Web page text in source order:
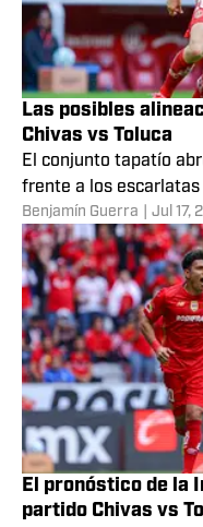
Las posibles
Chivas vs Toluca
El conjunto tapatío
frente a los escarlatas
Benjamín Guerra Jul 17,
El pronóstico de la
partido Chivas vs